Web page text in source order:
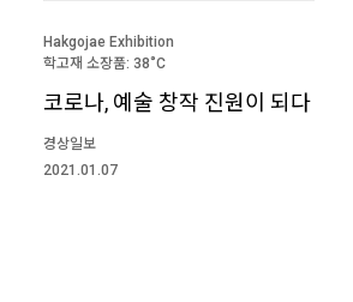
Hakgojae Exhibition
학고재 소장품: 38˚C
코로나, 예술 창작 진원이 되다
경상일보
2021.01.07